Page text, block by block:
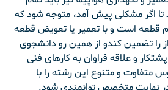
تا اگر مشکلی پیش آمد، متوجه شود که
قطعه است و با تعمیر یا تعویض قطعه
را تضمین کندو از همین رو دانشجوی
و علاقه فراوان به کارهای فنی
متفاوت و متنوع این رشته را با